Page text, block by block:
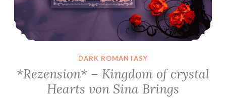
DARK ROMANTASY
*Rezension* – Kingdom of crystal
Hearts von Sina Brings